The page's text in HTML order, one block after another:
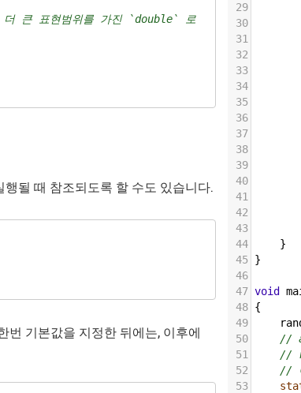
큰 표현범위를 가진 `double` 로
될 때 참조되도록 할 수도 있습니다.
번 기본값을 지정한 뒤에는, 이후에
29
30
31
32
33
34
35
36
37
38
39
40
41
42
43
44
}
45 }
46
47 void
48 {
49
50
//
51
//
52
//
53